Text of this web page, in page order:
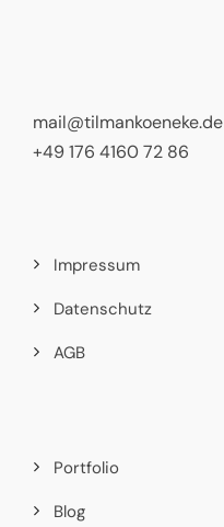
mail@tilmankoeneke.de
+49 176 4160 72 86
Impressum
Datenschutz
AGB
Portfolio
Blog